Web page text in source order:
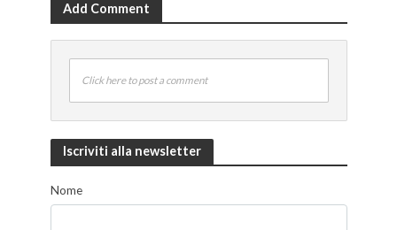
Add Comment
Click here to post a comment
Iscriviti alla newsletter
Nome